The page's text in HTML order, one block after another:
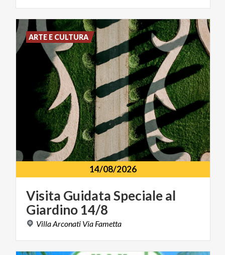
14/08/2026
Visita GuidataSpecialeal
Giardino 14/8
VillaArconati Via Fametta
ARTE E CULTURA